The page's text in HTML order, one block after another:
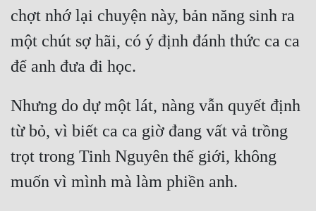
Hài Hước
chợt nhớ lại chuyện này, bản năng sinh ra
một chút sợ hãi, có ý định đánh thức ca ca
Nhưng do dự một lát, nàng vẫn quyết định
từ bỏ, vì biết ca ca giờ đang vất vả trồng
trọt trong Tinh Nguyên thế giới, không